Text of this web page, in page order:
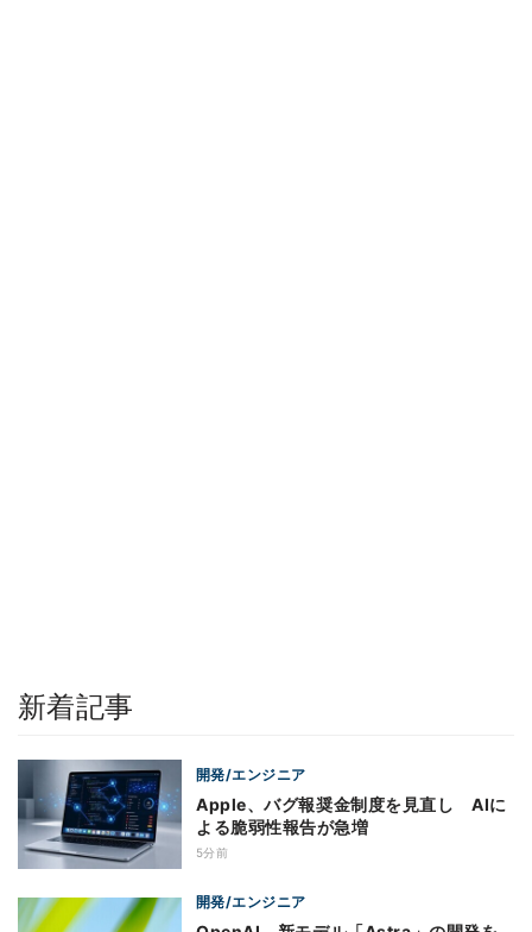
新着記事
開発/エンジニア
Apple、バグ報奨金制度を見直し AIに
よる脆弱性報告が急増
5分前
開発/エンジニア